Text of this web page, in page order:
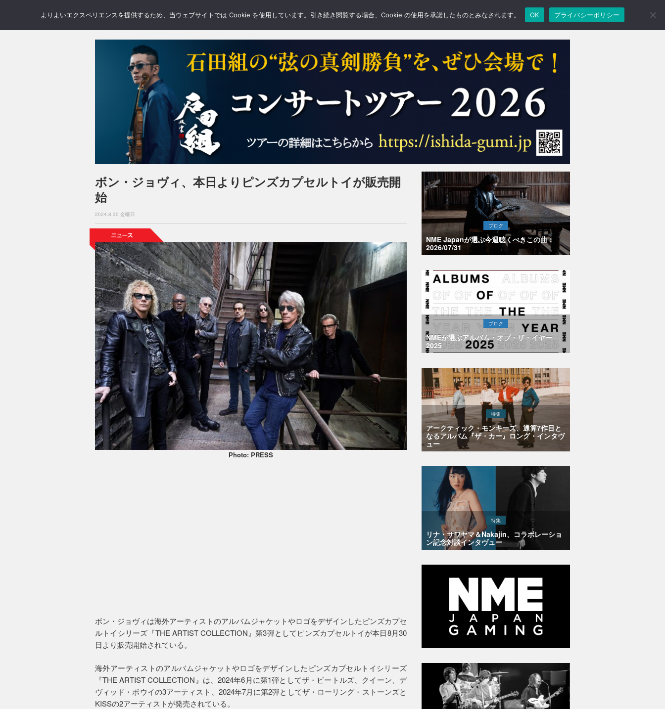
NEWS REVIEWS GALLERY BLOGS FEATURE
ボン・ジョヴィ、本日よりピンズカプセルトイが販売開
始
2024.8.30 金曜日
Photo: PRESS
ボン・ジョヴィは海外アーティストのアルバムジャケットやロゴをデザインしたピンズカプセ
ルトイシリーズ『THE ARTIST COLLECTION』第3弾としてピンズカプセルトイが本日8月30
日より販売開始されている。
海外アーティストのアルバムジャケットやロゴをデザインしたピンズカプセルトイシリーズ
『THE ARTIST COLLECTION』は、2024年6月に第1弾としてザ・ビートルズ、クイーン、デ
ヴィッド・ボウイの3アーティスト、2024年7月に第2弾としてザ・ローリング・ストーンズと
KISSの2アーティストが発売されている。
ブログ
NME Japanが選ぶ今週聴くべきこの曲：
2026/07/31
ブログ
NMEが選ぶアルバム・オブ・ザ・イヤー
2025
特集
アークティック・モンキーズ、通算7作目と
なるアルバム『ザ・カー』ロング・インタヴ
ュー
特集
リナ・サワヤマ＆Nakajin、コラボレーショ
ン記念対談インタヴュー
よりよいエクスペリエンスを提供するため、当ウェブサイトでは Cookie を使用しています。引き続き閲覧する場合、Cookie の使用を承諾したものとみなされます。 OK プライバシーポリシー